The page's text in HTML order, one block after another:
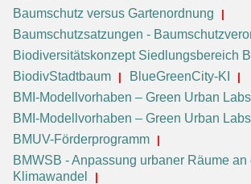
Baumschutz versus Gartenordnung
Baumschutzsatzungen -
Biodiversitätskonzept Siedlungsbereich
BiodivStadtbaum
BlueGreenCity-KI
BMI-Modellvorhaben – Green Urban Labs
BMI-Modellvorhaben – Green Urban Labs
BMUV-Förderprogramm
BMWSB - Anpassung urbaner Räume an
Klimawandel